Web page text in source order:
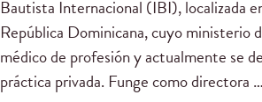
Bautista Internacional (IBI), localizada
República Dominicana, cuyo ministerio
médico de profesión y actualmente se
práctica privada. Funge como directora …